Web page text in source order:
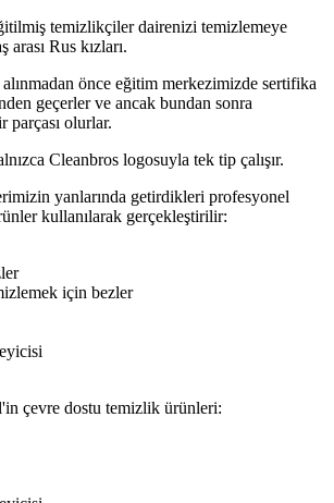
temizlikçiler dairenizi temizlemeye
Rus kızları.
önce eğitim merkezimizde sertifika
geçerler ve ancak bundan sonra
parçası olurlar.
Cleanbros logosuyla tek tip çalışır.
yanlarında getirdikleri profesyonel
kullanılarak gerçekleştirilir:
için bezler
çevre dostu temizlik ürünleri: